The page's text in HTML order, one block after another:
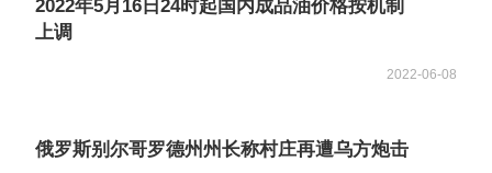
2022年5月16日24时起国内成品油价格按机制
上调
2022-06-08
俄罗斯别尔哥罗德州州长称村庄再遭乌方炮击